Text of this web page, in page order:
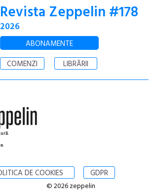
Revista Zeppelin #178
2026
ABONAMENTE
COMENZI
LIBRĂRII
DE COOKIES GDPR
© 2026 zeppelin